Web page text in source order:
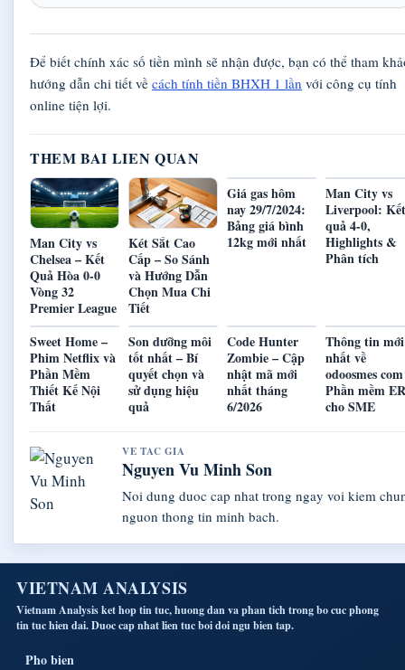
Để biết chính xác số tiền mình sẽ nhận được, bạn có thể tham
hướng dẫn chi tiết về cách tính tiền BHXH 1 lần với công cụ tính
online tiện lợi.
THEM BAI LIEN QUAN
Man City vs
Chelsea – Kết
Quả Hòa 0-0
Vòng 32
Premier League
Két Sắt Cao
Cấp – So Sánh
và Hướng Dẫn
Chọn Mua Chi
Tiết
Giá gas hôm
nay 29/7/2024:
Bảng giá bình
12kg mới nhất
Man City vs
Liverpool: Kết
quả 4-0,
Highlights &
Phân tích
Sweet Home –
Phim Netflix và
Phần Mềm
Thiết Kế Nội
Thất
Son dưỡng môi
tốt nhất – Bí
quyết chọn và
sử dụng hiệu
quả
Code Hunter
Zombie – Cập
nhật mã mới
nhất tháng
6/2026
Thông tin mới
nhất về
odoosmes
Phần mềm
cho SME
VE TAC GIA
Nguyen Vu Minh Son
Noi dung duoc cap nhat trong ngay voi kiem
nguon thong tin minh bach.
VIETNAM ANALYSIS
Vietnam Analysis ket hop tin tuc, huong dan va phan tich trong bo cuc phong
tin tuc hien dai. Duoc cap nhat lien tuc boi doi ngu bien tap.
Pho bien